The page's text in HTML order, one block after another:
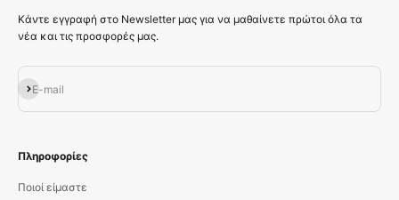
Κάντε εγγραφή στο Newsletter μας για να μαθαίνετε πρώτοι όλα τα
νέα και τις προσφορές μας.
E-mail
Εγγραφή
Πληροφορίες
Ποιοί είμαστε